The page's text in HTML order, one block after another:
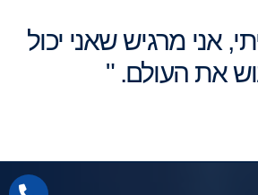
אני מרגיששאני יכול
את העולם."